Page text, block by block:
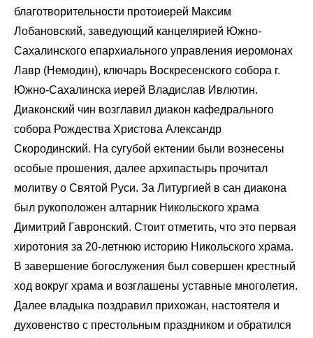
благотворительности протоиерей Максим
Лобановский, заведующий канцелярией Южно-
Сахалинского епархиального управления иеромонах
Лавр (Немодин), ключарь Воскресенского собора г.
Южно-Сахалинска иерей Владислав Ивлютин.
Диаконский чин возглавил диакон кафедрального
собора Рождества Христова Александр
Скородинский. На сугубой ектении были вознесены
особые прошения, далее архипастырь прочитал
молитву о Святой Руси. За Литургией в сан диакона
был рукоположен алтарник Никольского храма
Димитрий Гавронский. Стоит отметить, что это первая
хиротония за 20-летнюю историю Никольского храма.
В завершение богослужения был совершен крестный
ход вокруг храма и возглашены уставные многолетия.
Далее владыка поздравил прихожан, настоятеля и
духовенство с престольным праздником и обратился